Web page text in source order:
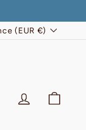
(EUR €)
SE